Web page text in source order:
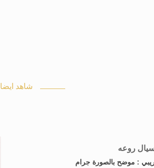
شاهد ايضا
روعه
: موضح بالصورة جرام